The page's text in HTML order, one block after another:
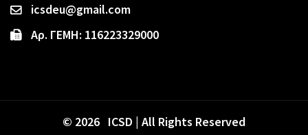
icsdeu@gmail.com
Αρ. ΓΕΜΗ: 116223329000
© 2026 ICSD | All Rights Reserved